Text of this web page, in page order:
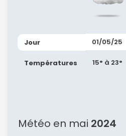
Jour
Températures
01/05/25
15° à 23°
Météo en mai 2024
ou connectez-